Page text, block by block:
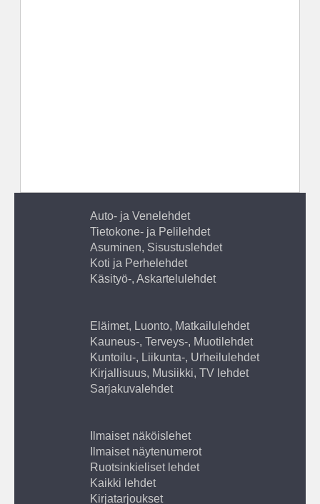
Auto- ja Venelehdet
Tietokone- ja Pelilehdet
Asuminen, Sisustuslehdet
Koti ja Perhelehdet
Käsityö-, Askartelulehdet
Eläimet, Luonto, Matkailulehdet
Kauneus-, Terveys-, Muotilehdet
Kuntoilu-, Liikunta-, Urheilulehdet
Kirjallisuus, Musiikki, TV lehdet
Sarjakuvalehdet
Ilmaiset näköislehet
Ilmaiset näytenumerot
Ruotsinkieliset lehdet
Kaikki lehdet
Kirjatarjoukset